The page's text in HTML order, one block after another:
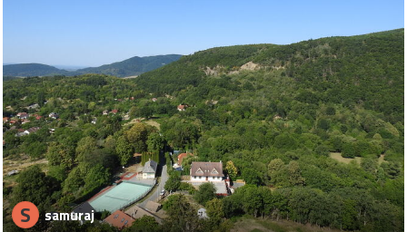
S samuraj